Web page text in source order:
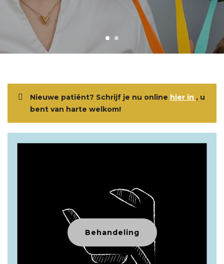
Nieuwe patiënt? Schrijf je nu online hier in , u
bent van harte welkom!
Behandeling